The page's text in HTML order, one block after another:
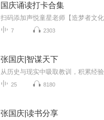
国庆诵读打卡合集
7 2303
张国庆|智谋天下
从历史与现实中吸取教训，积累经验
25 8180
张国庆|读书分享